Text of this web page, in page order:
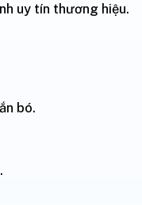
uy tín thương hiệu.
bó.